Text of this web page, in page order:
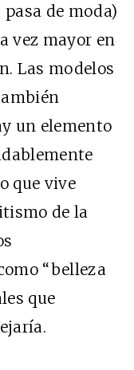
de moda)
vez mayor en
Las modelos
un elemento
que vive
de la
“belleza
que